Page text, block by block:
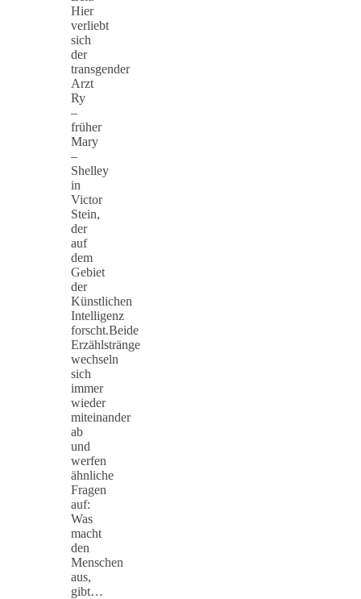
Hier
verliebt
sich
der
transgender
Arzt
Ry
–
früher
Mary
–
Shelley
in
Victor
Stein,
der
auf
dem
Gebiet
der
Künstlichen
Intelligenz
forscht.Beide
Erzählstränge
wechseln
sich
immer
wieder
miteinander
ab
und
werfen
ähnliche
Fragen
auf:
Was
macht
den
Menschen
aus,
gibt…